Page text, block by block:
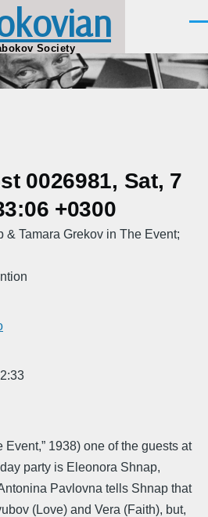
Society
0026981, Sat, 7
+0300
& Tamara Grekov in The Event;
Event,” 1938) one of the guests at
party is Eleonora Shnap,
Pavlovna tells Shnap that
(Love) and Vera (Faith), but,